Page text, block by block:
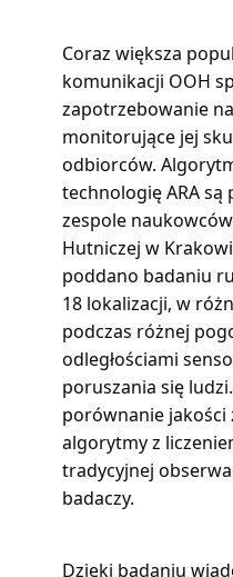
Coraz większa
komunikacji OOH
zapotrzebowanie
monitorujące jej
odbiorców.
technologię ARA
zespole
Hutniczej w
poddano badaniu
18 lokalizacji, w
podczas różnej
odległościami
poruszania się
porównanie jakości
algorytmy z
tradycyjnej
badaczy.
Dzięki badaniu